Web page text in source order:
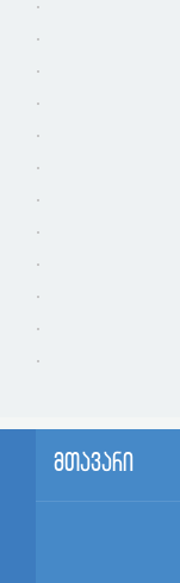
მთავარი